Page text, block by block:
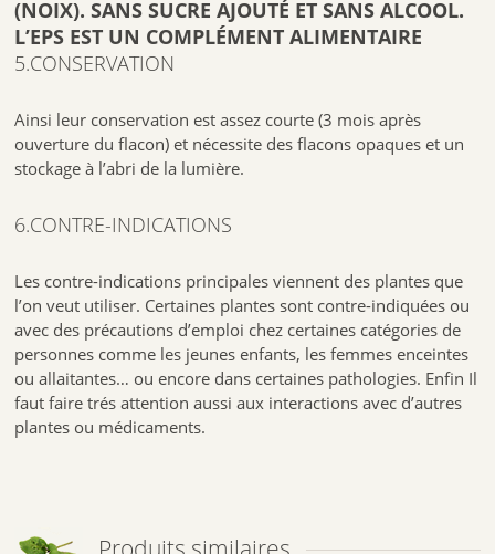
(NOIX). SANS SUCRE AJOUTÉ ET SANS ALCOOL.
L’EPS EST UN COMPLÉMENT ALIMENTAIRE
5.CONSERVATION
Ainsi leur conservation est assez courte (3 mois après
ouverture du flacon) et nécessite des flacons opaques et un
stockage à l’abri de la lumière.
6.CONTRE-INDICATIONS
Les contre-indications principales viennent des plantes que
l’on veut utiliser. Certaines plantes sont contre-indiquées ou
avec des précautions d’emploi chez certaines catégories de
personnes comme les jeunes enfants, les femmes enceintes
ou allaitantes… ou encore dans certaines pathologies. Enfin Il
faut faire trés attention aussi aux interactions avec d’autres
plantes ou médicaments.